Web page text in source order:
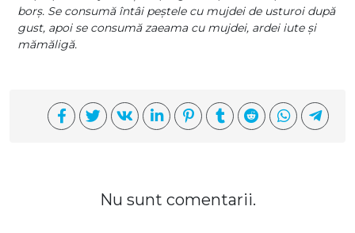
borș. Se consumă întâi peștele cu mujdei de usturoi după
gust, apoi se consumă zaeama cu mujdei, ardei iute și
mămăligă.
Nu sunt comentarii.